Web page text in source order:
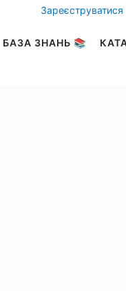
БАЗА ЗНАНЬ 📚
Зареєструватися